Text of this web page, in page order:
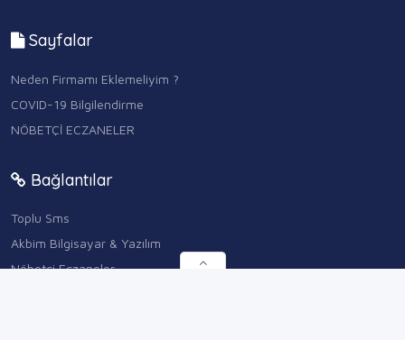
Sayfalar
Neden Firmamı Eklemeliyim ?
COVID-19 Bilgilendirme
NÖBETÇİ ECZANELER
Bağlantılar
Toplu Sms
Akbim Bilgisayar & Yazılım
Nöbetçi Eczaneler